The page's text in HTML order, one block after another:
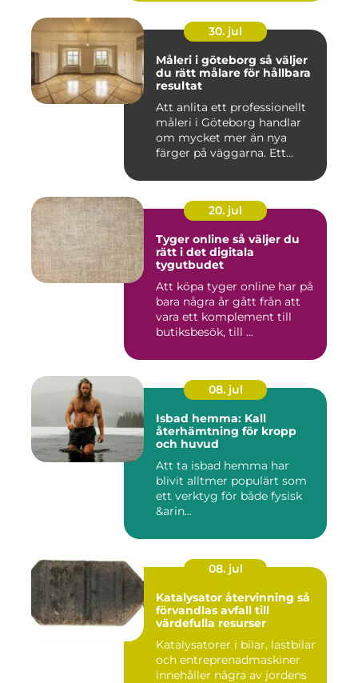
30. jul
Måleri i göteborg så väljer
du rätt målare för hållbara
resultat
Att anlita ett professionellt
måleri i Göteborg handlar
om mycket mer än nya
färger på väggarna. Ett...
20. jul
Tyger online så väljer du
rätt i det digitala
tygutbudet
Att köpa tyger online har på
bara några år gått från att
vara ett komplement till
butiksbesök, till ...
08. jul
Isbad hemma: Kall
återhämtning för kropp
och huvud
Att ta isbad hemma har
blivit alltmer populärt som
ett verktyg för både fysisk
&arin...
08. jul
Katalysator återvinning så
förvandlas avfall till
värdefulla resurser
Katalysatorer i bilar, lastbilar
och entreprenadmaskiner
innehåller några av jordens